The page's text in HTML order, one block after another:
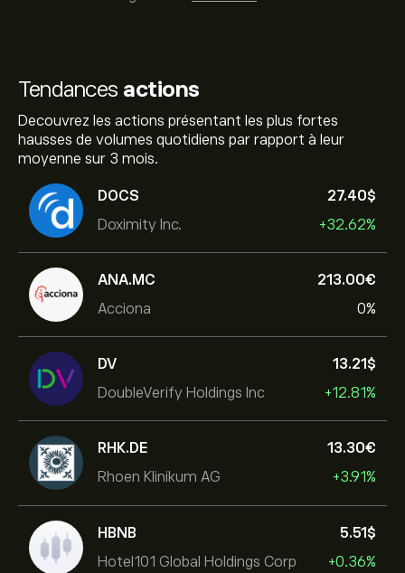
Tendances actions
Decouvrez les actions présentant les plus fortes
hausses de volumes quotidiens par rapport à leur
moyenne sur 3 mois.
DOCS
Doximity Inc.
27.40‎$‎
+32.62%
ANA.MC
Acciona
213.00‎€‎
0%
DV
DoubleVerify Holdings Inc
13.21‎$‎
+12.81%
RHK.DE
Rhoen Klinikum AG
13.30‎€‎
+3.91%
HBNB
Hotel101 Global Holdings Corp
5.51‎$‎
+0.36%